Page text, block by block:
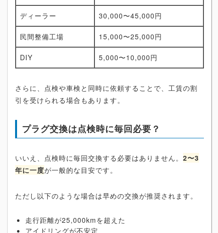
ディーラー 30,000〜45,000円
民間整備工場 15,000〜25,000円
DIY 5,000〜10,000円
さらに、点検や車検と同時に依頼することで、工賃の割
引を受けられる場合もあります。
プラグ交換は点検時に毎回必要？
いいえ、点検時に毎回交換する必要はありません。 2〜3
年に一度が一般的な目安です。
ただし以下のような場合は早めの交換が推奨されます。
走行距離が25,000kmを超えた
アイドリングが不安定